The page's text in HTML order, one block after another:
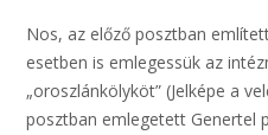
Nos, az előző posztban
esetben is emlegessük az
„oroszlánkölyköt” (Jelképe a
posztban emlegetett Genertel